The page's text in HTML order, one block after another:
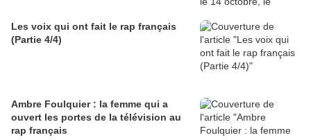
Les voix qui ont fait le rap français
(Partie 4/4)
Ambre Foulquier : la femme qui a
ouvert les portes de la télévision au
rap français